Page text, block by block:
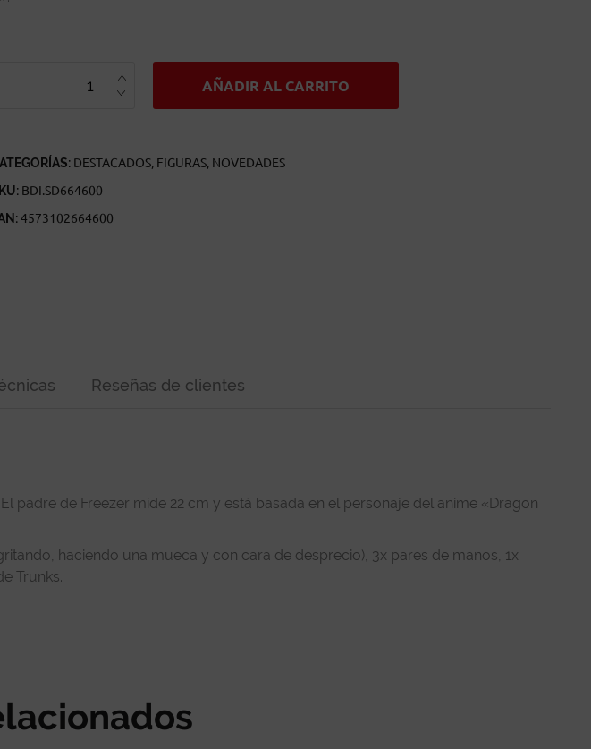
AÑADIR AL CARRITO
DESTACADOS, FIGURAS, NOVEDADES
BDI.SD664600
4573102664600
Reseñas de clientes
padre de Freezer mide 22 cm y está basada en el personaje del anime «Dragon
haciendo una mueca y con cara de desprecio), 3x pares de manos, 1x
Trunks.